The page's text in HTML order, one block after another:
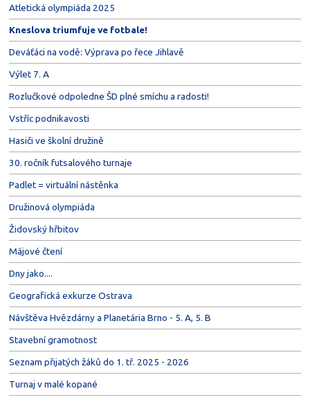
Atletická olympiáda 2025
Kneslova triumfuje ve fotbale!
Deváťáci na vodě: Výprava po řece Jihlavě
Výlet 7. A
Rozlučkové odpoledne ŠD plné smíchu a radosti!
Vstříc podnikavosti
Hasiči ve školní družině
30. ročník futsalového turnaje
Padlet = virtuální nástěnka
Družinová olympiáda
Židovský hřbitov
Májové čtení
Dny jako....
Geografická exkurze Ostrava
Návštěva Hvězdárny a Planetária Brno - 5. A, 5. B
Stavební gramotnost
Seznam přijatých žáků do 1. tř. 2025 - 2026
Turnaj v malé kopané